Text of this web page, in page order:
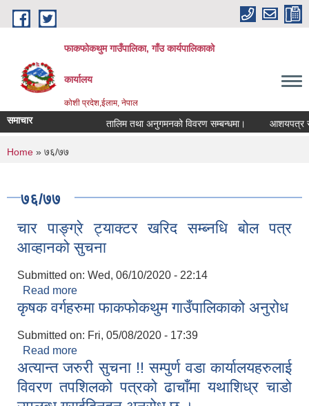
Skip to main content
फाकफोकथुम गाउँपालिका, गाँउ कार्यपालिकाको
कार्यालय
कोशी प्रदेश,ईलाम, नेपाल
समाचार तालिम तथा अनुगमनको विवरण सम्बन्धमा। आशयपत्र
You are here
Home » ७६/७७
७६/७७
चार पाङ्ग्रे ट्याक्टर खरिद सम्ब्नधि बोल पत्र
आव्हानको सुचना
Submitted on: Wed, 06/10/2020 - 22:14
Read more
आव्हानको सुचना
कृषक वर्गहरुमा फाकफोकथुम गाउँपालिकाको अनुरोध
Submitted on: Fri, 05/08/2020 - 17:39
Read more
अत्यान्त जरुरी सुचना !! सम्पुर्ण वडा कार्यालयहरुलाई
विवरण तपशिलको पत्रको ढाचाँमा यथाशिध्र चाडो